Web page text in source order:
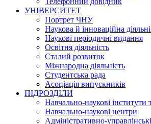
УНІВЕРСИТЕТ
Портрет ЧНУ
Наукова й інноваційна
Наукові періодичні видання
Освітня діяльність
Сталий розвиток
Міжнародна діяльність
Студентська рада
Асоціація випускників
ПІДРОЗДІЛИ
Навчально-наукові інститути
Навчально-наукові центри
Адміністративно-управлінські